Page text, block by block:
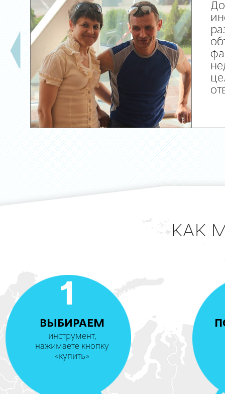
КАК
1
ВЫБИРАЕМ
инструмент,
нажимаете кнопку
«купить»